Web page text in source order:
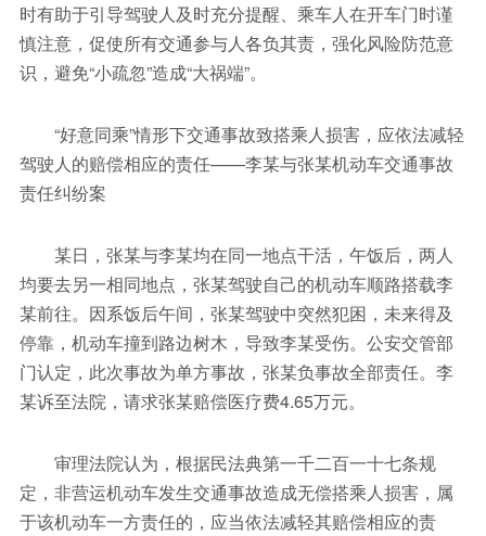
时有助于引导驾驶人及时充分提醒、乘车人在开车门时谨
慎注意，促使所有交通参与人各负其责，强化风险防范意
识，避免“小疏忽”造成“大祸端”。
“好意同乘”情形下交通事故致搭乘人损害，应依法减轻
驾驶人的赔偿相应的责任——李某与张某机动车交通事故
责任纠纷案
某日，张某与李某均在同一地点干活，午饭后，两人
均要去另一相同地点，张某驾驶自己的机动车顺路搭载李
某前往。因系饭后午间，张某驾驶中突然犯困，未来得及
停靠，机动车撞到路边树木，导致李某受伤。公安交管部
门认定，此次事故为单方事故，张某负事故全部责任。李
某诉至法院，请求张某赔偿医疗费4.65万元。
审理法院认为，根据民法典第一千二百一十七条规
定，非营运机动车发生交通事故造成无偿搭乘人损害，属
于该机动车一方责任的，应当依法减轻其赔偿相应的责